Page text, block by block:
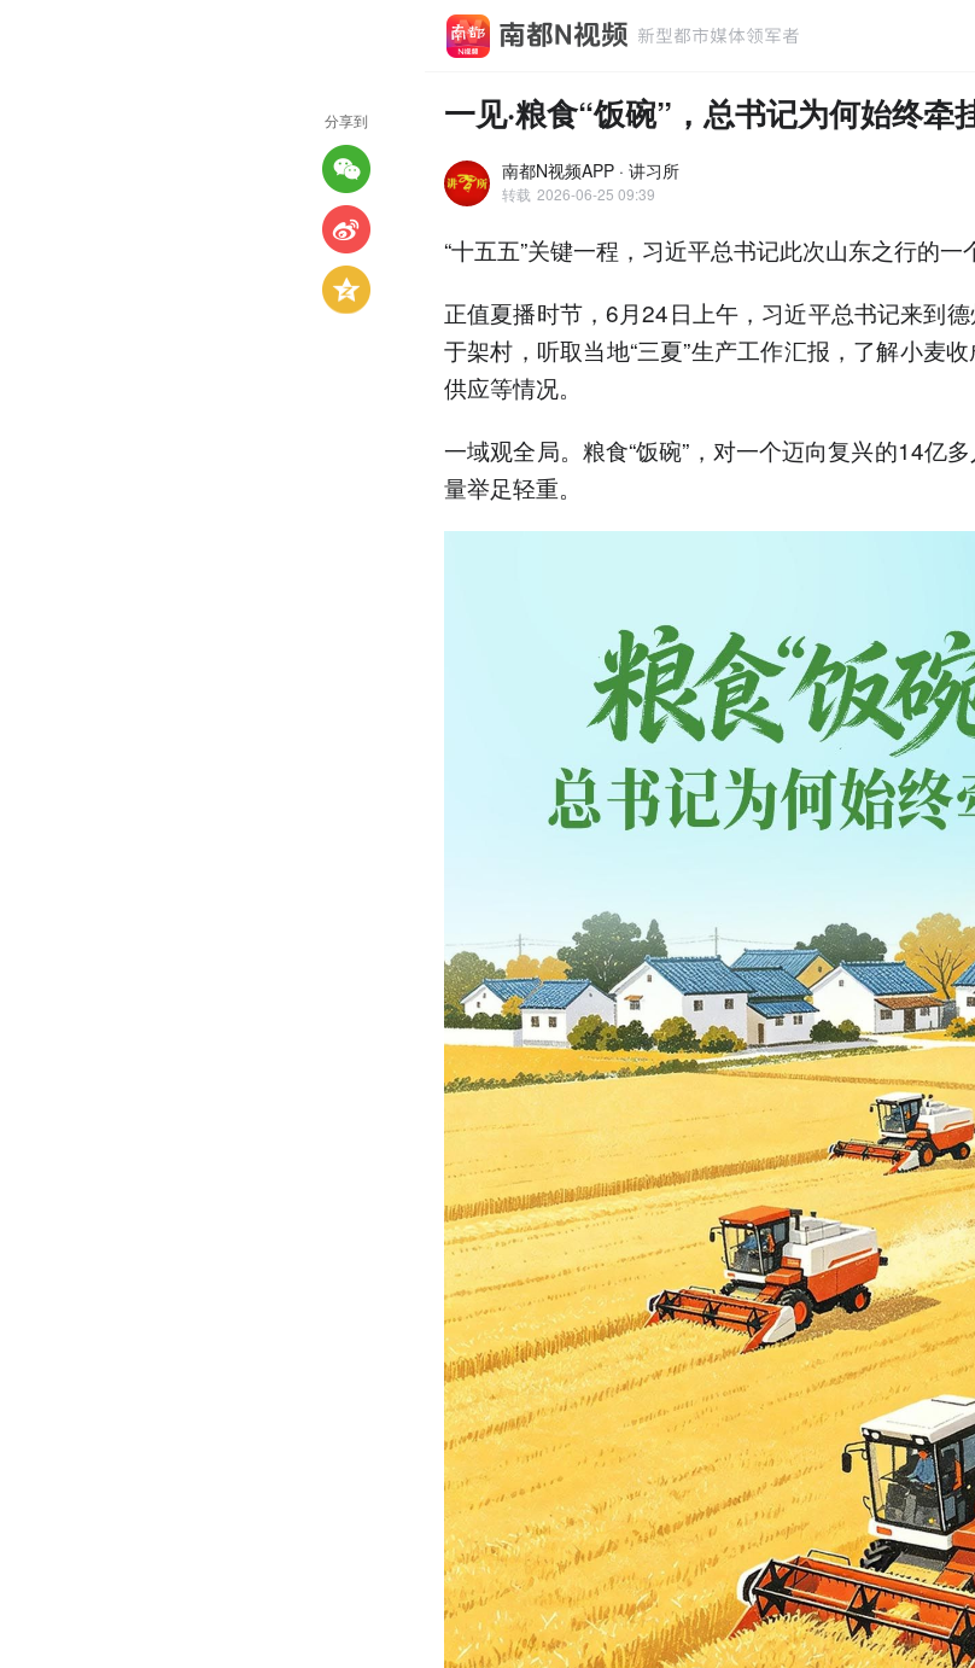
一见·粮食“饭碗”，总书记为何始终牵
南都N视频APP · 讲习所
转载 2026-06-25 09:39
“十五五”关键一程，习近平总书记此次山东之行的一
正值夏播时节，6月24日上午，习近平总书记来到
于架村，听取当地“三夏”生产工作汇报，了解小麦
供应等情况。
一域观全局。粮食“饭碗”，对一个迈向复兴的14亿
量举足轻重。
分享到